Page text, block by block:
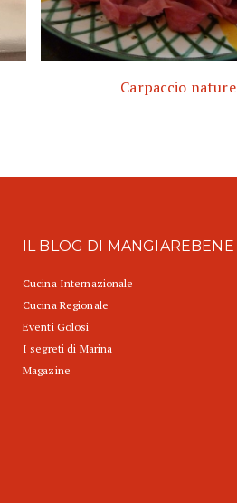
Carpaccio nature
IL BLOG DI MANGIAREBENE
Cucina Internazionale
Cucina Regionale
Eventi Golosi
I segreti di Marina
Magazine